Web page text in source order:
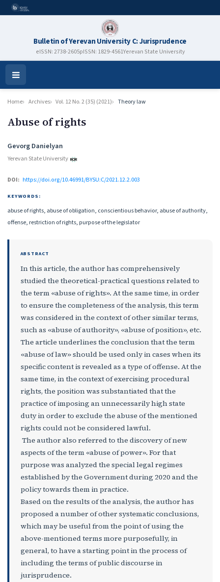
Bulletin of Yerevan University C: Jurisprudence
eISSN: 2738-2605pISSN: 1829-4561Yerevan State University
Open
Menu
Home Archives Vol. 12 No. 2 (35) (2021) Theory law
Abuse of rights
Authors
Gevorg Danielyan
Yerevan State University
DOI: https://doi.org/10.46991/BYSU:C/2021.12.2.003
KEYWORDS:
abuse of rights, abuse of obligation, conscientious behavior, abuse of authority,
offense, restriction of rights, purpose of the legislator
ABSTRACT
In this article, the author has comprehensively
studied the theoretical-practical questions related to
the term «abuse of rights». At the same time, in order
to ensure the completeness of the analysis, this term
was considered in the context of other similar terms,
such as «abuse of authority», «abuse of position», etc.
The article underlines the conclusion that the term
«abuse of law» should be used only in cases when its
specific content is revealed as a type of offense. At the
same time, in the context of exercising procedural
rights, the position was substantiated that the
practice of imposing an unnecessarily high state
duty in order to exclude the abuse of the mentioned
rights could not be considered lawful.
The author also referred to the discovery of new
aspects of the term «abuse of power». For that
purpose was analyzed the special legal regimes
established by the Government during 2020 and the
policy towards them in practice.
Based on the results of the analysis, the author has
proposed a number of other systematic conclusions,
which may be useful from the point of using the
above-mentioned terms more purposefully, in
general, to have a starting point in the process of
including the terms of public discourse in
jurisprudence.